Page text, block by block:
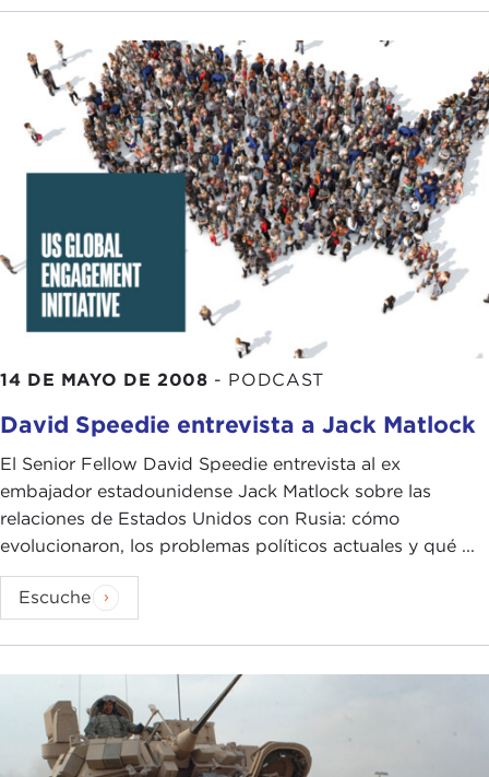
14 DE MAYO DE 2008 - PODCAST
David Speedie entrevista a Jack Matlock
El Senior Fellow David Speedie entrevista al ex
embajador estadounidense Jack Matlock sobre las
relaciones de Estados Unidos con Rusia: cómo
evolucionaron, los problemas políticos actuales y qué ...
Escuche